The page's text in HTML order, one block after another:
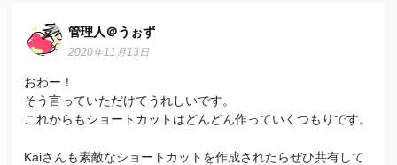
管理人＠うぉず
2020年11月13日
おわー！
そう言っていただけてうれしいです。
これからもショートカットはどんどん作っていくつもりです。
Kaiさんも素敵なショートカットを作成されたらぜひ共有して